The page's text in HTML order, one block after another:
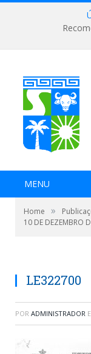
MENU
Home »
10 DE DEZEMBRO
LE322700
POR ADMINISTRADOR